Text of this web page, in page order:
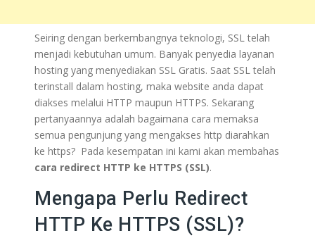
Seiring dengan berkembangnya teknologi, SSL telah
menjadi kebutuhan umum. Banyak penyedia layanan
hosting yang menyediakan SSL Gratis. Saat SSL telah
terinstall dalam hosting, maka website anda dapat
diakses melalui HTTP maupun HTTPS. Sekarang
pertanyaannya adalah bagaimana cara memaksa
semua pengunjung yang mengakses http diarahkan
ke https? Pada kesempatan ini kami akan membahas
cara redirect HTTP ke HTTPS (SSL).
Mengapa Perlu Redirect
HTTP Ke HTTPS (SSL)?